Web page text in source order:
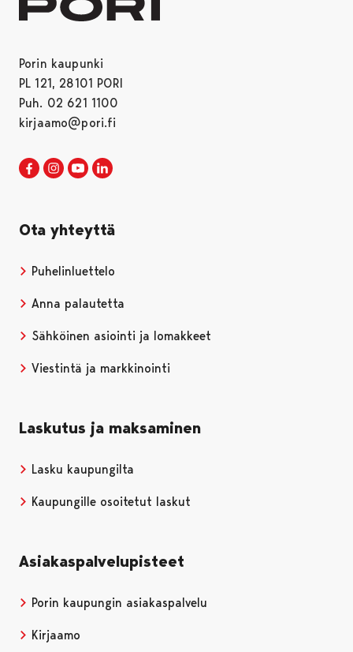
Porin kaupunki
PL 121, 28101 PORI
Puh. 02 621 1100
kirjaamo@pori.fi
Porin kaupunki Facebookissa
Avautuu uudessa välilehdessä
Porin kaupunki Instagramissa
Avautuu uudessa välilehdessä
Porin kaupunki Youtubessa
Avautuu uudessa välilehdessä
Ota yhteyttä
Puhelinluettelo
Anna palautetta
Sähköinen asiointi ja lomakkeet
Viestintä ja markkinointi
Laskutus ja maksaminen
Lasku kaupungilta
Kaupungille osoitetut laskut
Asiakaspalvelupisteet
Porin kaupungin asiakaspalvelu
Kirjaamo